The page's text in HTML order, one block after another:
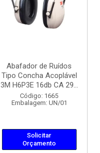
Abafador de Ruídos
Tipo Concha Acoplável
3M H6P3E 16db CA 29...
Código: 1665
Embalagem: UN/01
Solicitar
Orçamento